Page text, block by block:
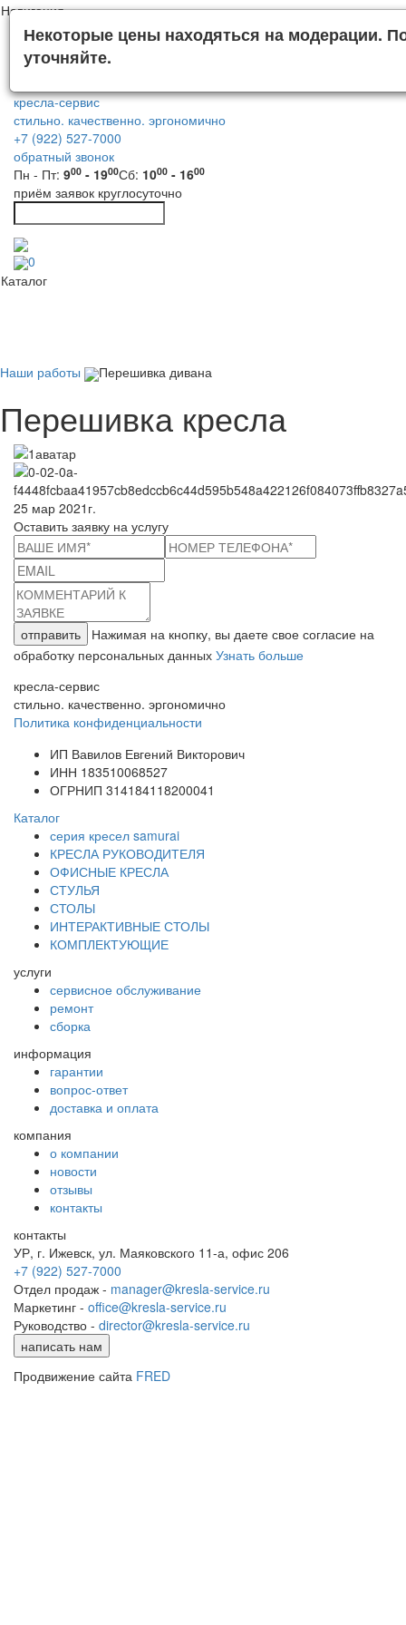
Навигация
кресла-сервис
стильно. качественно. эргономично
+7 (922) 527-7000
обратный звонок
Пн - Пт: 900 - 1900Сб: 1000 - 1600
приём заявок круглосуточно
0
Каталог
Наши работы Перешивка дивана
Перешивка кресла
25 мар 2021г.
Оставить заявку на услугу
отправить
Нажимая на кнопку, вы даете свое согласие на
обработку персональных данных Узнать больше
кресла-сервис
стильно. качественно. эргономично
Политика конфиденциальности
ИП Вавилов Евгений Викторович
ИНН 183510068527
ОГРНИП 314184118200041
Каталог
серия кресел samurai
КРЕСЛА РУКОВОДИТЕЛЯ
ОФИСНЫЕ КРЕСЛА
СТУЛЬЯ
СТОЛЫ
ИНТЕРАКТИВНЫЕ СТОЛЫ
КОМПЛЕКТУЮЩИЕ
услуги
сервисное обслуживание
ремонт
сборка
информация
гарантии
вопрос-ответ
доставка и оплата
компания
о компании
новости
отзывы
контакты
контакты
УР, г. Ижевск, ул. Маяковского 11-а, офис 206
+7 (922) 527-7000
Отдел продаж - manager@kresla-service.ru
Маркетинг - office@kresla-service.ru
Руководство - director@kresla-service.ru
написать нам
Продвижение сайта FRED
Некоторые цены находяться на модерации.
уточняйте.